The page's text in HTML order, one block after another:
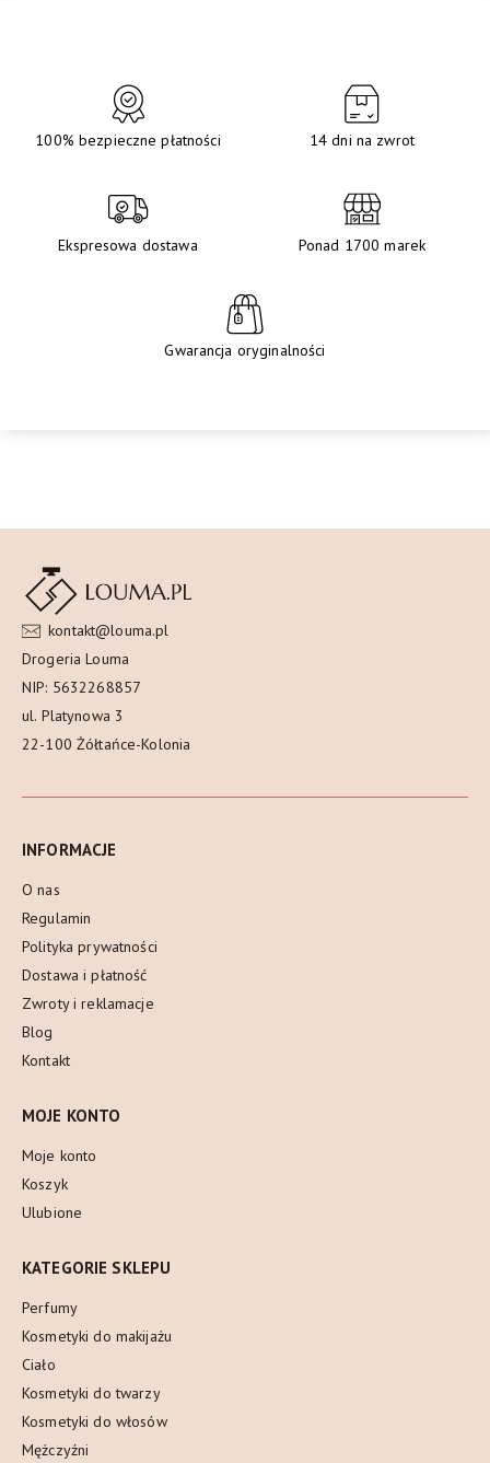
100% bezpieczne płatności 14 dni na zwrot
Ekspresowa dostawa Ponad 1700 marek
Gwarancja oryginalności
kontakt@louma.pl
Drogeria Louma
NIP: 5632268857
ul. Platynowa 3
22-100 Żółtańce-Kolonia
INFORMACJE
O nas
Regulamin
Polityka prywatności
Dostawa i płatność
Zwroty i reklamacje
Blog
Kontakt
MOJE KONTO
Moje konto
Koszyk
Ulubione
KATEGORIE SKLEPU
Perfumy
Kosmetyki do makijażu
Ciało
Kosmetyki do twarzy
Kosmetyki do włosów
Mężczyźni